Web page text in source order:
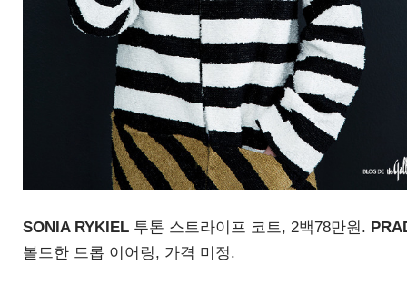
SONIA RYKIEL 투톤 스트라이프 코트, 2백78만원.
볼드한 드롭 이어링, 가격 미정.